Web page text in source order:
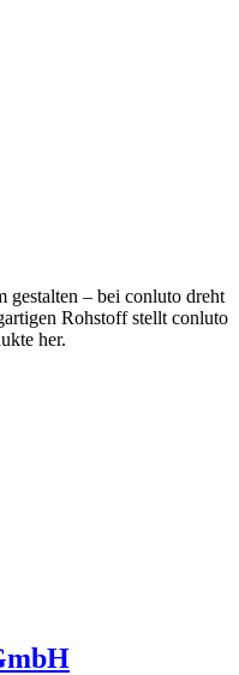
gestalten – bei conluto dreht
Rohstoff stellt conluto
her.